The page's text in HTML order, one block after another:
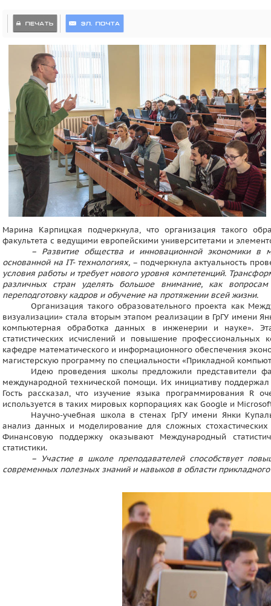
Марина Карпицкая подчеркнула, что организация такого
факультета с ведущими европейскими университетами и
– Развитие общества и инновационной экономики
основанной на IT- технологиях,– подчеркнула актуальность
условия работы и требует нового уровня компетенций.
различных стран уделять большое внимание, как
переподготовку кадров и обучение на протяжении всей жизни.
Организация такого образовательного проекта как
визуализации» стала вторым этапом реализации в ГрГУ имени
компьютерная обработка данных в инженерии и науке».
статистических исчислений и повышение
кафедре математического и информационного обеспечения
магистерскую программу по специальности «Прикладной
Идею проведения школы предложили представители
международной технической помощи. Их инициативу
Гость рассказал, что изучение языка программирования
используется в таких мировых корпорациях как Google и
Научно-учебная школа в стенах ГрГУ имени Янки
анализ данных и моделирование для сложных стохастических
Финансовую поддержку оказывают Международный
статистики.
– Участие в школе преподавателей способствует
современных полезных знаний и навыков в области